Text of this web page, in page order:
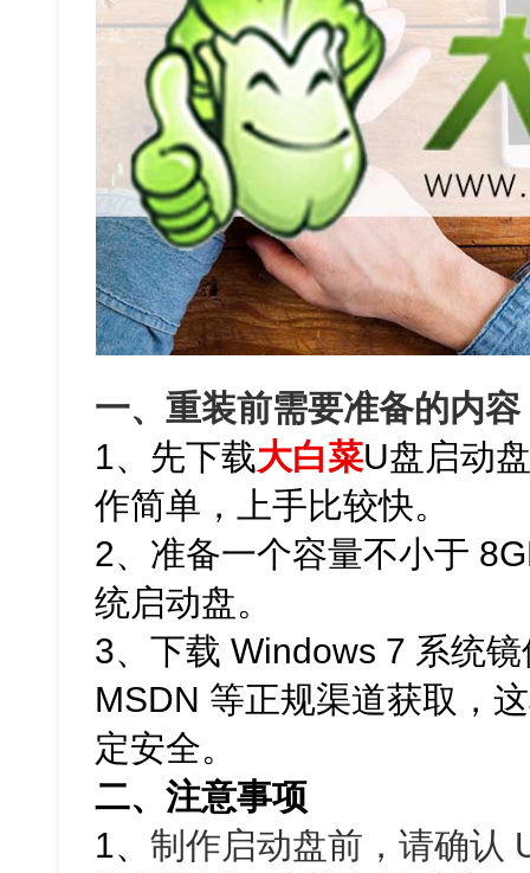
一、重装前需要准备的内容
1、先下载大白菜U盘启动
作简单，上手比较快。
2、准备一个容量不小于
统启动盘。
3、下载 Windows 7 系统
MSDN 等正规渠道获取，
定安全。
二、注意事项
1、制作启动盘前，请确认